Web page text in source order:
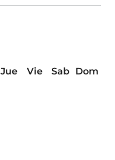
Jue Vie Sab
Dom